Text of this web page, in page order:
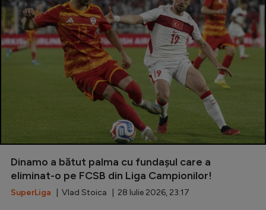
Dinamo a bătut palma cu fundașul care a
eliminat-o pe FCSB din Liga Campionilor!
SuperLiga | Vlad Stoica | 28 Iulie 2026, 23:17